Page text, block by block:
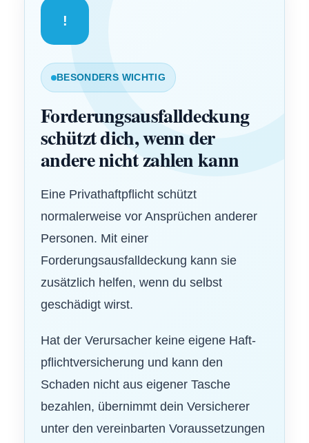
!
BESONDERS WICHTIG
Forderungsausfalldeckung
schützt dich, wenn der
andere nicht zahlen kann
Eine Privathaftpflicht schützt
normalerweise vor Ansprüchen anderer
Per­sonen. Mit einer
Forderungsausfalldeckung kann sie
zusätzlich helfen, wenn du selbst
geschädigt wirst.
Hat der Verursacher keine eigene Haft­
pflichtversicherung und kann den
Schaden nicht aus eigener Tasche
bezahlen, übernimmt dein Versicherer
unter den vereinbarten Voraussetzungen